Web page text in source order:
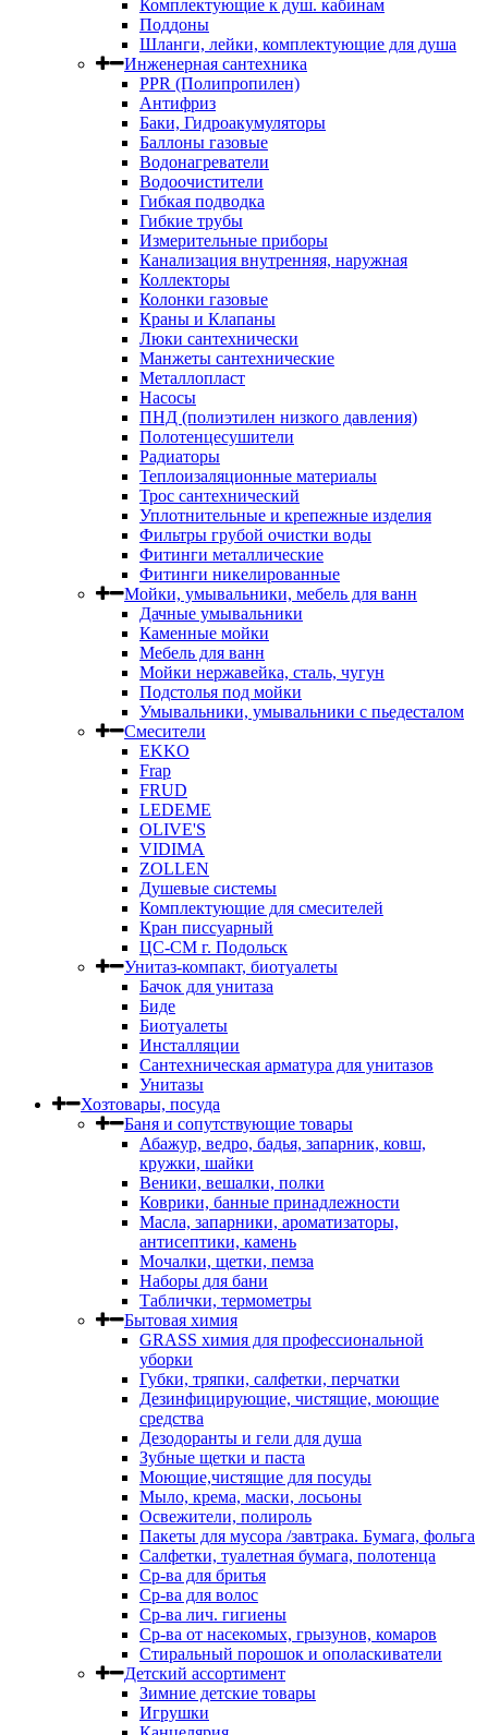
Комплектующие к душ. кабинам
Поддоны
Шланги, лейки, комплектующие для душа
Инженерная сантехника
PPR (Полипропилен)
Антифриз
Баки, Гидроакумуляторы
Баллоны газовые
Водонагреватели
Водоочистители
Гибкая подводка
Гибкие трубы
Измерительные приборы
Канализация внутренняя, наружная
Коллекторы
Колонки газовые
Краны и Клапаны
Люки сантехнически
Манжеты сантехнические
Металлопласт
Насосы
ПНД (полиэтилен низкого давления)
Полотенцесушители
Радиаторы
Теплоизаляционные материалы
Трос сантехнический
Уплотнительные и крепежные изделия
Фильтры грубой очистки воды
Фитинги металлические
Фитинги никелированные
Мойки, умывальники, мебель для ванн
Дачные умывальники
Каменные мойки
Мебель для ванн
Мойки нержавейка, сталь, чугун
Подстолья под мойки
Умывальники, умывальники с пьедесталом
Смесители
EKKO
Frap
FRUD
LEDEME
OLIVE'S
VIDIMA
ZOLLEN
Душевые системы
Комплектующие для смесителей
Кран писсуарный
ЦС-СМ г. Подольск
Унитаз-компакт, биотуалеты
Бачок для унитаза
Биде
Биотуалеты
Инсталляции
Сантехническая арматура для унитазов
Унитазы
Хозтовары, посуда
Баня и сопутствующие товары
Абажур, ведро, бадья, запарник, ковш,
кружки, шайки
Веники, вешалки, полки
Коврики, банные принадлежности
Масла, запарники, ароматизаторы,
антисептики, камень
Мочалки, щетки, пемза
Наборы для бани
Таблички, термометры
Бытовая химия
GRASS химия для профессиональной
уборки
Губки, тряпки, салфетки, перчатки
Дезинфицирующие, чистящие, моющие
средства
Дезодоранты и гели для душа
Зубные щетки и паста
Моющие,чистящие для посуды
Мыло, крема, маски, лосьоны
Освежители, полироль
Пакеты для мусора /завтрака. Бумага, фольга
Салфетки, туалетная бумага, полотенца
Ср-ва для бритья
Ср-ва для волос
Ср-ва лич. гигиены
Ср-ва от насекомых, грызунов, комаров
Стиральный порошок и ополаскиватели
Детский ассортимент
Зимние детские товары
Игрушки